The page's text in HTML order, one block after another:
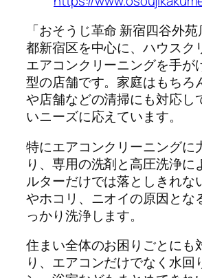
「おそうじ革命 新宿四谷外
都新宿区を中心に、ハウスク
エアコンクリーニングを手が
型の店舗です。家庭はもちろ
や店舗などの清掃にも対応し
いニーズに応えています。
特にエアコンクリーニングに
り、専用の洗剤と高圧洗浄に
ルターだけでは落としきれな
やホコリ、ニオイの原因とな
っかり洗浄します。
住まい全体のお困りごとにも
り、エアコンだけでなく水回